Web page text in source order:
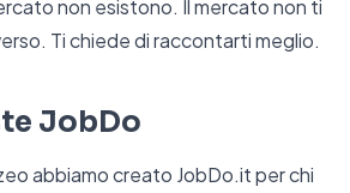
non esistono. Il mercato non ti
Ti chiede di raccontarti meglio.
JobDo
abbiamo creato JobDo.it per chi